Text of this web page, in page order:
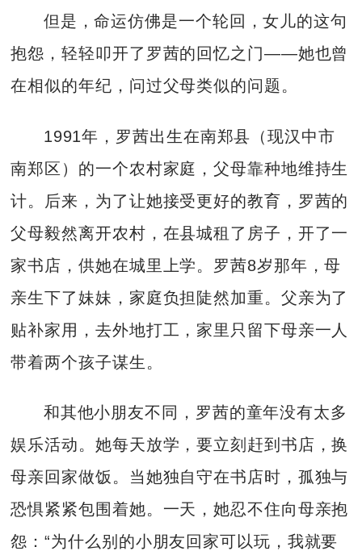
但是，命运仿佛是一个轮回，女儿的这句
抱怨，轻轻叩开了罗茜的回忆之门——她也曾
在相似的年纪，问过父母类似的问题。
1991年，罗茜出生在南郑县（现汉中市
南郑区）的一个农村家庭，父母靠种地维持生
计。后来，为了让她接受更好的教育，罗茜的
父母毅然离开农村，在县城租了房子，开了一
家书店，供她在城里上学。罗茜8岁那年，母
亲生下了妹妹，家庭负担陡然加重。父亲为了
贴补家用，去外地打工，家里只留下母亲一人
带着两个孩子谋生。
和其他小朋友不同，罗茜的童年没有太多
娱乐活动。她每天放学，要立刻赶到书店，换
母亲回家做饭。当她独自守在书店时，孤独与
恐惧紧紧包围着她。一天，她忍不住向母亲抱
怨：“为什么别的小朋友回家可以玩，我就要